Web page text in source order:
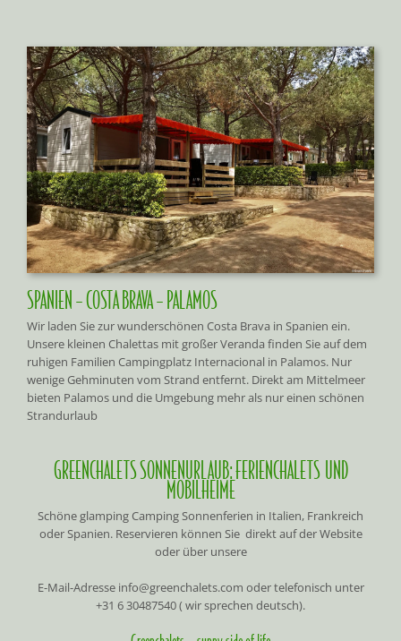
SPANIEN – COSTA BRAVA – PALAMOS
Wir laden Sie zur wunderschönen Costa Brava in Spanien ein.
Unsere kleinen Chalettas mit großer Veranda finden Sie auf dem
ruhigen Familien Campingplatz Internacional in Palamos. Nur
wenige Gehminuten vom Strand entfernt. Direkt am Mittelmeer
bieten Palamos und die Umgebung mehr als nur einen schönen
Strandurlaub
GREENCHALETS SONNENURLAUB: FERIENCHALETS UND
MOBILHEIME
Schöne glamping Camping Sonnenferien in Italien, Frankreich
oder Spanien. Reservieren können Sie direkt auf der Website
oder über unsere
E-Mail-Adresse info@greenchalets.com oder telefonisch unter
+31 6 30487540 ( wir sprechen deutsch).